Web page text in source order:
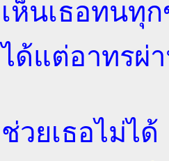
เห็นเธอทนทุ
ได้แต่อาทรผ่
ช่วยเธอไม่ได้